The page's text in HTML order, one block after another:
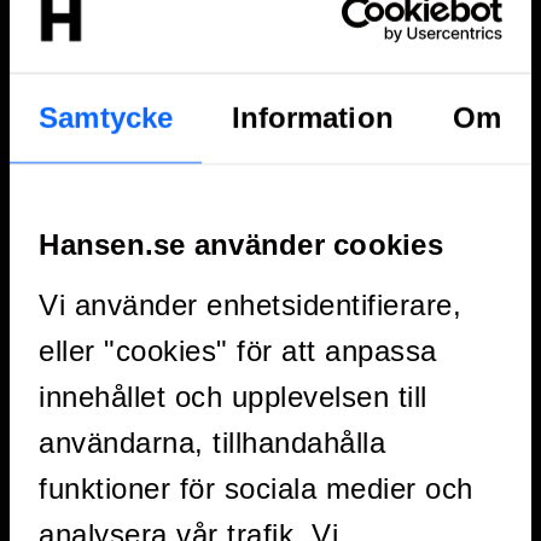
Samtycke Information Om
Hansen.se använder cookies
Vi använder enhetsidentifierare,
eller "cookies" för att anpassa
innehållet och upplevelsen till
användarna, tillhandahålla
funktioner för sociala medier och
event?
Planning a corporate event involves defining
begin by understanding your needs and
objectives, then create a tailored plan with a
clear timeline, budget, and content.